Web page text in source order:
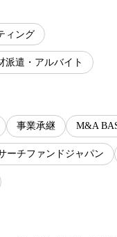
ィング
派遣・アルバイト
事業承継 M&A
ーチファンドジャパン